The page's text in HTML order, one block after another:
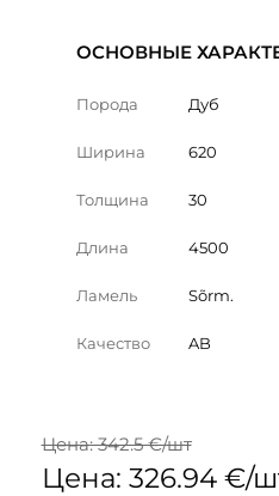
ОСНОВНЫЕ
Порода Дуб
Ширина 620
Толщина 30
Длина 4500
Ламель Sõrm.
Качество AB
Цена: 342.5 €/шт
Цена: 326.94 €/